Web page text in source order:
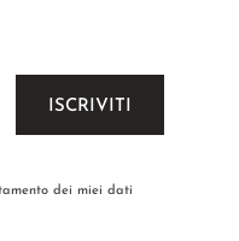
dei miei dati